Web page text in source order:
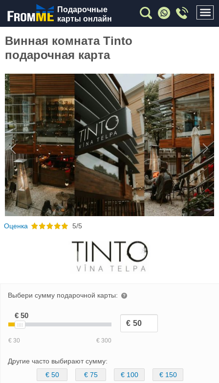
Подарочные
карты онлайн
Винная комната Tinto
подарочная карта
Previous
Oценка 5/5
Выбери сумму подарочной карты:
Другие часто выбирают сумму:
€ 50
€ 75 € 100 € 150